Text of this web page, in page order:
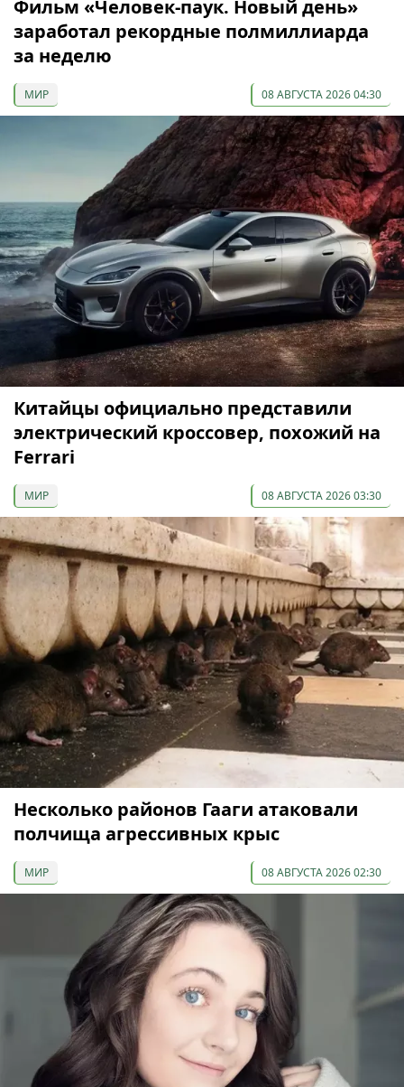
Фильм «Человек-паук. Новый день»
заработал рекордные полмиллиарда
за неделю
МИР 08 АВГУСТА 2026 04:30
Китайцы официально представили
электрический кроссовер, похожий на
Ferrari
МИР 08 АВГУСТА 2026 03:30
Несколько районов Гааги атаковали
полчища агрессивных крыс
МИР 08 АВГУСТА 2026 02:30